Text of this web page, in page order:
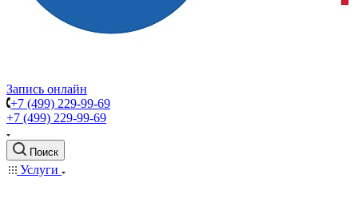
Запись онлайн
+7 (499) 229-99-69
+7 (499) 229-99-69
Поиск
Услуги